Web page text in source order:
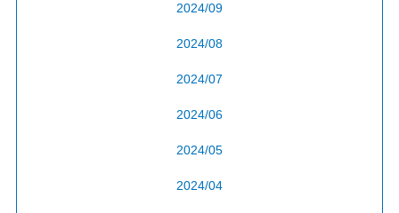
2024/09
2024/08
2024/07
2024/06
2024/05
2024/04